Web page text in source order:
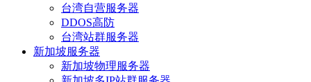
台湾自营服务器
DDOS高防
台湾站群服务器
新加坡服务器
新加坡物理服务器